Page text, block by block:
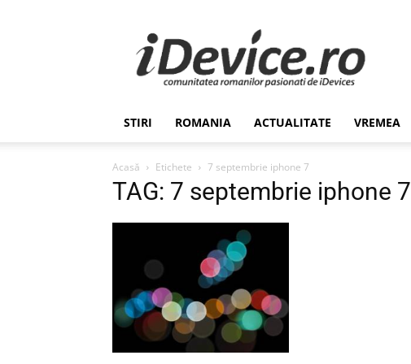
Stiri
de
Ultima
Ora
Romania,
Economie,
Stiinta
–
STIRI ROMANIA ACTUALITATE VREMEA
Acasă Etichete 7 septembrie iphone 7
TAG: 7 septembrie iphone 7